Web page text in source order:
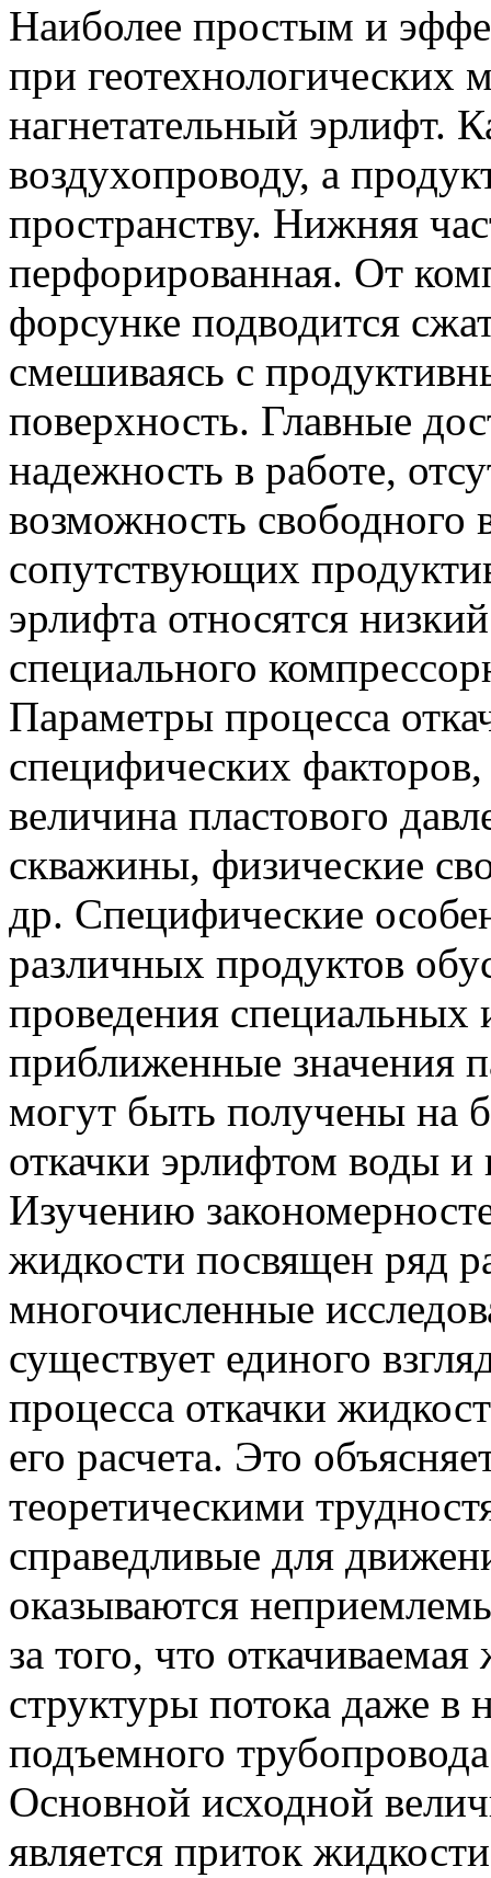
Наиболее простым и
при геотехнологических
нагнетательный эрлифт.
воздухопроводу, а
пространству. Нижняя
перфорированная. От
форсунке подводится
смешиваясь с
поверхность. Главные
надежность в работе,
возможность свободного
сопутствующих
эрлифта относятся
специального
Параметры процесса
специфических
величина пластового
скважины, физические
др. Специфические
различных продуктов
проведения специальных
приближенные значения
могут быть получены на
откачки эрлифтом воды и
Изучению
жидкости посвящен ряд
многочисленные
существует единого
процесса откачки
его расчета. Это
теоретическими
справедливые для
оказываются
за того, что
структуры потока даже в
подъемного
Основной исходной
является приток